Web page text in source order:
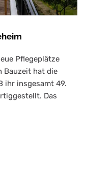
Pflegeplätze
Bauzeit hat die
ihr insgesamt 49.
Das